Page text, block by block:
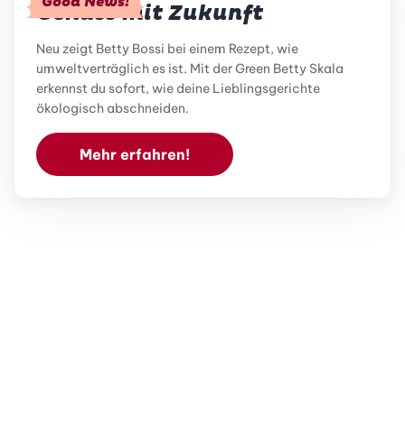
Genuss mit Zukunft
Neu zeigt Betty Bossi bei einem Rezept, wie
umweltverträglich es ist. Mit der Green Betty Skala
erkennst du sofort, wie deine Lieblingsgerichte
ökologisch abschneiden.
Mehr erfahren!